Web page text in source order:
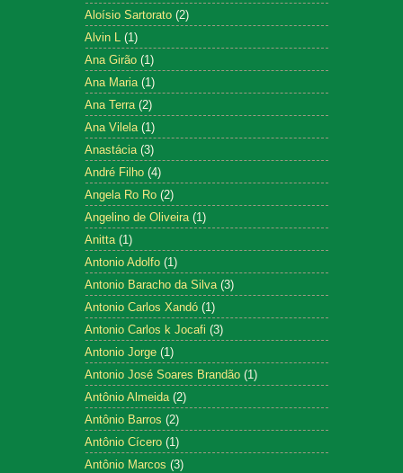
Aloísio Sartorato (2)
Alvin L (1)
Ana Girão (1)
Ana Maria (1)
Ana Terra (2)
Ana Vilela (1)
Anastácia (3)
André Filho (4)
Angela Ro Ro (2)
Angelino de Oliveira (1)
Anitta (1)
Antonio Adolfo (1)
Antonio Baracho da Silva (3)
Antonio Carlos Xandó (1)
Antonio Carlos k Jocafi (3)
Antonio Jorge (1)
Antonio José Soares Brandão (1)
Antônio Almeida (2)
Antônio Barros (2)
Antônio Cícero (1)
Antônio Marcos (3)